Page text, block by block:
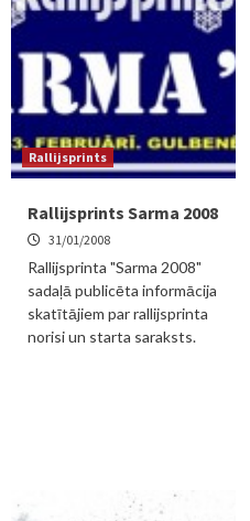
Rallijsprints
Rallijsprints Sarma 2008
31/01/2008
Rallijsprinta "Sarma 2008"
sadaļā publicēta informācija
skatītājiem par rallijsprinta
norisi un starta saraksts.